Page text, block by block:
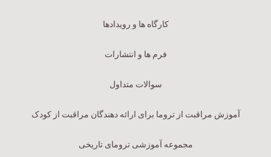
کارگاه ها و رویدادها
فرم ها و انتشارات
سوالات متداول
آموزش مراقبت از تروما برای ارائه دهندگان مراقبت از کودک
مجموعه آموزشی ترومای تاریخی